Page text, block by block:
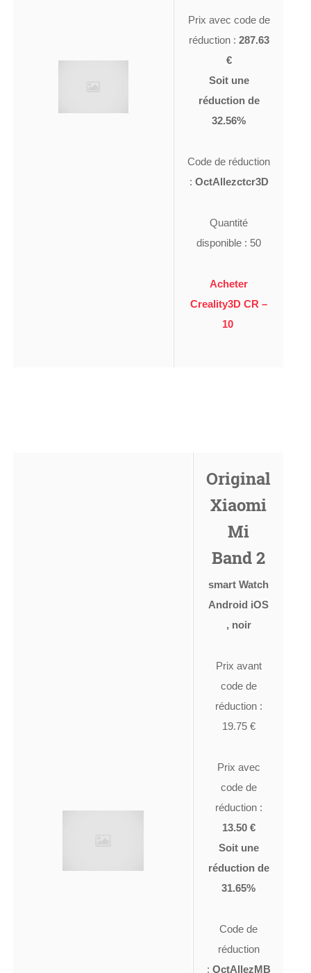
Prix avec code de
réduction : 287.63
€
Soit une
réduction de
32.56%
Code de réduction
: OctAllezctcr3D
Quantité
disponible : 50
Acheter
Creality3D CR –
10
Original
Xiaomi
Mi
Band 2
smart Watch
Android iOS
, noir
Prix avant
code de
réduction :
19.75 €
Prix avec
code de
réduction :
13.50 €
Soit une
réduction de
31.65%
Code de
réduction
: OctAllezMB